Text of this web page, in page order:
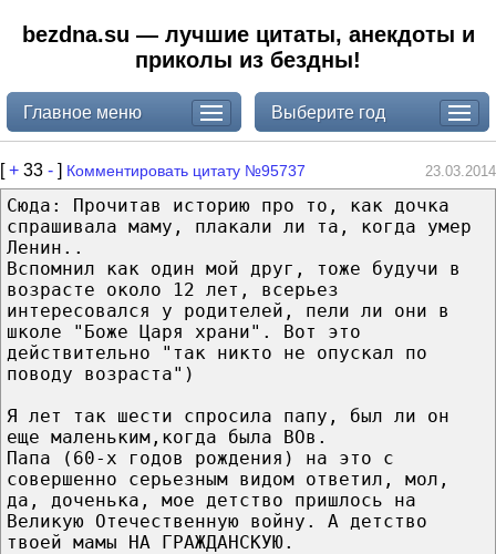
bezdna.su — лучшие цитаты, анекдоты и
приколы из бездны!
Главное меню Выберите год
[+ 33 - ] Комментировать цитату №95737 23.03.2014
Сюда: Прочитав историю про то, как дочка
спрашивала маму, плакали ли та, когда умер
Ленин..
Вспомнил как один мой друг, тоже будучи в
возрасте около 12 лет, всерьез
интересовался у родителей, пели ли они в
школе "Боже Царя храни". Вот это
действительно "так никто не опускал по
поводу возраста")
Я лет так шести спросила папу, был ли он
еще маленьким,когда была ВОв.
Папа (60-х годов рождения) на это с
совершенно серьезным видом ответил, мол,
да, доченька, мое детство пришлось на
Великую Отечественную войну. А детство
твоей мамы НА ГРАЖДАНСКУЮ.